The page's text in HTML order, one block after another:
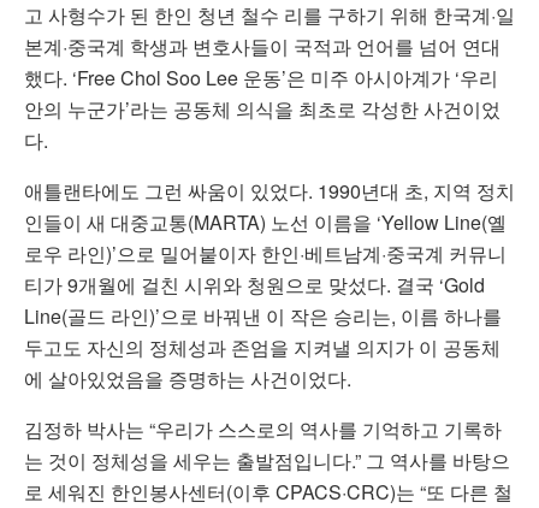
고 사형수가 된 한인 청년 철수 리를 구하기 위해 한국계·일
본계·중국계 학생과 변호사들이 국적과 언어를 넘어 연대
했다. ‘Free Chol Soo Lee 운동’은 미주 아시아계가 ‘우리
안의 누군가’라는 공동체 의식을 최초로 각성한 사건이었
다.
애틀랜타에도 그런 싸움이 있었다. 1990년대 초, 지역 정치
인들이 새 대중교통(MARTA) 노선 이름을 ‘Yellow Line(옐
로우 라인)’으로 밀어붙이자 한인·베트남계·중국계 커뮤니
티가 9개월에 걸친 시위와 청원으로 맞섰다. 결국 ‘Gold
Line(골드 라인)’으로 바꿔낸 이 작은 승리는, 이름 하나를
두고도 자신의 정체성과 존엄을 지켜낼 의지가 이 공동체
에 살아있었음을 증명하는 사건이었다.
김정하 박사는 “우리가 스스로의 역사를 기억하고 기록하
는 것이 정체성을 세우는 출발점입니다.” 그 역사를 바탕으
로 세워진 한인봉사센터(이후 CPACS·CRC)는 “또 다른 철